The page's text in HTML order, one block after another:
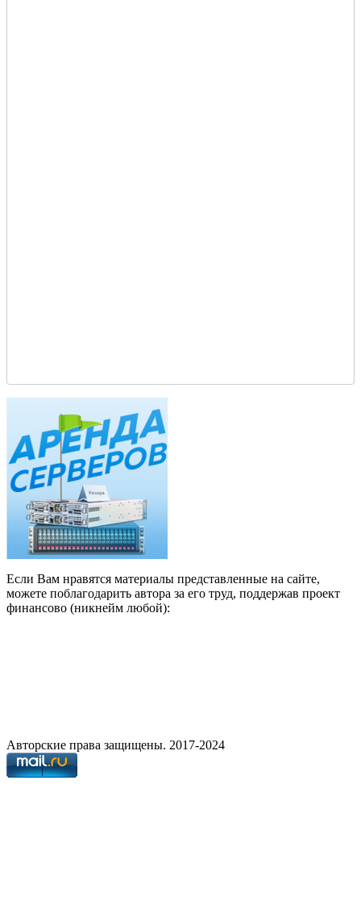
Если Вам нравятся материалы представленные на сайте,
можете поблагодарить автора за его труд, поддержав проект
финансово (никнейм любой):
Авторские права защищены. 2017-2024